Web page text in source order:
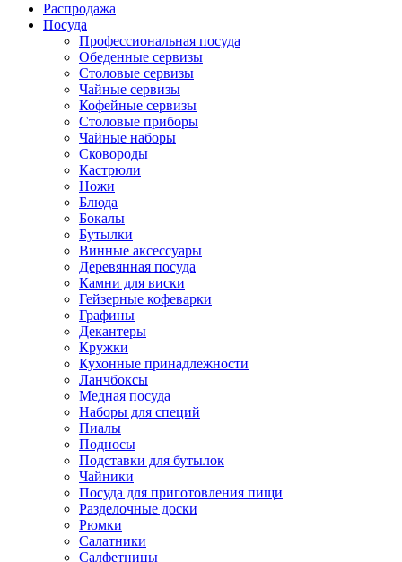
Распродажа
Посуда
Профессиональная посуда
Обеденные сервизы
Столовые сервизы
Чайные сервизы
Кофейные сервизы
Столовые приборы
Чайные наборы
Сковороды
Кастрюли
Ножи
Блюда
Бокалы
Бутылки
Винные аксессуары
Деревянная посуда
Камни для виски
Гейзерные кофеварки
Графины
Декантеры
Кружки
Кухонные принадлежности
Ланчбоксы
Медная посуда
Наборы для специй
Пиалы
Подносы
Подставки для бутылок
Чайники
Посуда для приготовления пищи
Разделочные доски
Рюмки
Салатники
Салфетницы